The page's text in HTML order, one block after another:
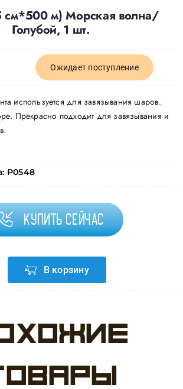
см*500 м) Морская волна/
Голубой, 1 шт.
Ожидает поступление
используется для завязывания шаров.
Прекрасно подходит для завязывания и
P0548
Купить сейчас
В корзину